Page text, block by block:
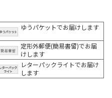
ゆうパケットでお届けします
定形外郵便(簡易書留)でお届
けします
レターパックライトでお届け
します